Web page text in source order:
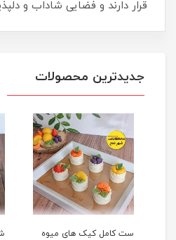
قرار دارند و فضایی شاداب و
جدیدترین محصولات
ست کامل کیک های میوه